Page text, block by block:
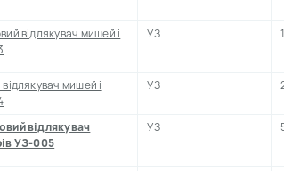
відлякувач мишей і
УЗ
мишей і
УЗ
відлякувач
УЗ-005
УЗ